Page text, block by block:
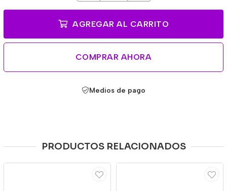
AGREGAR AL CARRITO
COMPRAR AHORA
Medios de pago
PRODUCTOS RELACIONADOS